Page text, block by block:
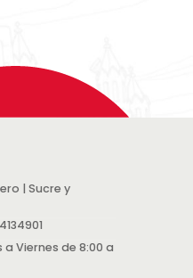
| Sucre y
Viernes de 8:00 a